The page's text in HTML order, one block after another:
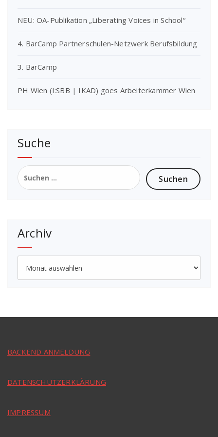
NEU: OA-Publikation „Liberating Voices in School“
4. BarCamp Partnerschulen-Netzwerk Berufsbildung
3. BarCamp
PH Wien (I:SBB | IKAD) goes Arbeiterkammer Wien
Suche
Suchen
nach:
Archiv
BACKEND ANMELDUNG
DATENSCHUTZERKLÄRUNG
IMPRESSUM